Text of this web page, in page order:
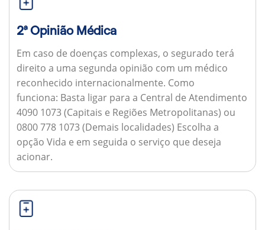
2ª Opinião Médica
Em caso de doenças complexas, o segurado terá
direito a uma segunda opinião com um médico
reconhecido internacionalmente. Como
funciona: Basta ligar para a Central de Atendimento
4090 1073 (Capitais e Regiões Metropolitanas) ou
0800 778 1073 (Demais localidades) Escolha a
opção Vida e em seguida o serviço que deseja
acionar.